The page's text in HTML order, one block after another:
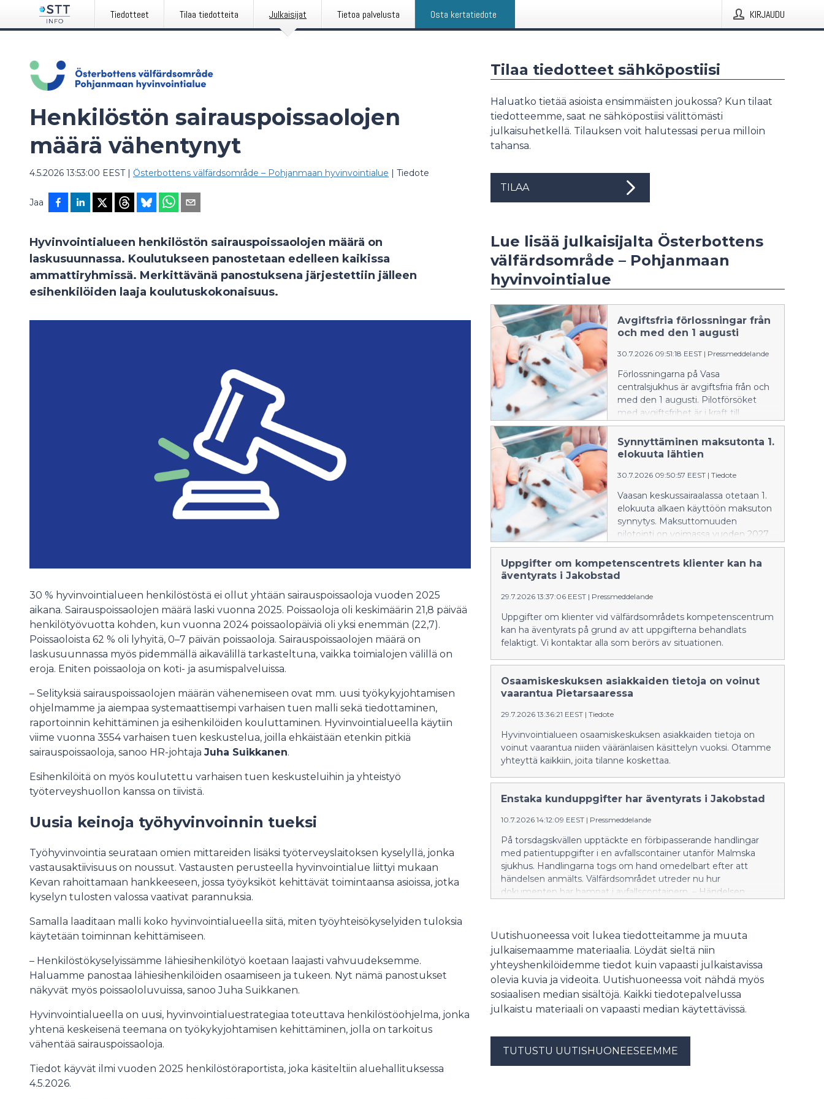
Tiedotteet Tilaa tiedotteita Julkaisijat Tietoa palvelusta Osta kertatiedote KIRJAUDU
Henkilöstön sairauspoissaolojen
määrä vähentynyt
4.5.2026 13:53:00 EEST| Österbottens välfärdsområde – Pohjanmaan hyvinvointialue | Tiedote
Jaa
Hyvinvointialueen henkilöstön sairauspoissaolojen määrä on
laskusuunnassa. Koulutukseen panostetaan edelleen kaikissa
ammattiryhmissä. Merkittävänä panostuksena järjestettiin jälleen
esihenkilöiden laaja koulutuskokonaisuus.
30 % hyvinvointialueen henkilöstöstä ei ollut yhtään sairauspoissaoloja vuoden 2025
aikana. Sairauspoissaolojen määrä laski vuonna 2025. Poissaoloja oli keskimäärin 21,8 päivää
henkilötyövuotta kohden, kun vuonna 2024 poissaolopäiviä oli yksi enemmän (22,7).
Poissaoloista 62 % oli lyhyitä, 0–7 päivän poissaoloja. Sairauspoissaolojen määrä on
laskusuunnassa myös pidemmällä aikavälillä tarkasteltuna, vaikka toimialojen välillä on
eroja. Eniten poissaoloja on koti- ja asumispalveluissa.
– Selityksiä sairauspoissaolojen määrän vähenemiseen ovat mm. uusi työkykyjohtamisen
ohjelmamme ja aiempaa systemaattisempi varhaisen tuen malli sekä tiedottaminen,
raportoinnin kehittäminen ja esihenkilöiden kouluttaminen. Hyvinvointialueella käytiin
viime vuonna 3554 varhaisen tuen keskustelua, joilla ehkäistään etenkin pitkiä
sairauspoissaoloja, sanoo HR-johtaja Juha Suikkanen.
Esihenkilöitä on myös koulutettu varhaisen tuen keskusteluihin ja yhteistyö
työterveyshuollon kanssa on tiivistä.
Uusia keinoja työhyvinvoinnin tueksi
Työhyvinvointia seurataan omien mittareiden lisäksi työterveyslaitoksen kyselyllä, jonka
vastausaktiivisuus on noussut. Vastausten perusteella hyvinvointialue liittyi mukaan
Kevan rahoittamaan hankkeeseen, jossa työyksiköt kehittävät toimintaansa asioissa, jotka
kyselyn tulosten valossa vaativat parannuksia.
Samalla laaditaan malli koko hyvinvointialueella siitä, miten työyhteisökyselyiden tuloksia
käytetään toiminnan kehittämiseen.
– Henkilöstökyselyissämme lähiesihenkilötyö koetaan laajasti vahvuudeksemme.
Haluamme panostaa lähiesihenkilöiden osaamiseen ja tukeen. Nyt nämä panostukset
näkyvät myös poissaololuvuissa, sanoo Juha Suikkanen.
Hyvinvointialueella on uusi, hyvinvointialuestrategiaa toteuttava henkilöstöohjelma, jonka
yhtenä keskeisenä teemana on työkykyjohtamisen kehittäminen, jolla on tarkoitus
vähentää sairauspoissaoloja.
Tiedot käyvät ilmi vuoden 2025 henkilöstöraportista, joka käsiteltiin aluehallituksessa
4.5.2026.
Tilaa tiedotteet sähköpostiisi
Haluatko tietää asioista ensimmäisten joukossa? Kun tilaat
tiedotteemme, saat ne sähköpostiisi välittömästi
julkaisuhetkellä. Tilauksen voit halutessasi perua milloin
tahansa.
TILAA
Lue lisää julkaisijalta Österbottens
välfärdsområde – Pohjanmaan
hyvinvointialue
Avgiftsfria förlossningar från
och med den 1 augusti
30.7.2026 09:51:18 EEST | Pressmeddelande
Förlossningarna på Vasa
centralsjukhus är avgiftsfria från och
med den 1 augusti. Pilotförsöket
med avgiftsfrihet är i kraft till
utgången av år 2027.
Välfärdsområdesfullmäktige fattade
beslut om försöket i maj. De
förlossningsförberedelsen berättat
att de är nöjda med avgiftsfriheten.
Synnyttäminen maksutonta 1.
elokuuta lähtien
30.7.2026 09:50:57 EEST | Tiedote
Vaasan keskussairaalassa otetaan 1.
elokuuta alkaen käyttöön maksuton
synnytys. Maksuttomuuden
pilotointi on voimassa vuoden 2027
loppuun saakka. Aluevaltuusto teki
päätöksen kokeilusta toukokuussa.
Tulevat vanhemmat ovat
olevansa tyytyväisiä
maksuttomuuteen.
Uppgifter om kompetenscentrets klienter kan ha
äventyrats i Jakobstad
29.7.2026 13:37:06 EEST | Pressmeddelande
Uppgifter om klienter vid välfärdsområdets kompetenscentrum
kan ha äventyrats på grund av att uppgifterna behandlats
felaktigt. Vi kontaktar alla som berörs av situationen.
Osaamiskeskuksen asiakkaiden tietoja on voinut
vaarantua Pietarsaaressa
29.7.2026 13:36:21 EEST | Tiedote
Hyvinvointialueen osaamiskeskuksen asiakkaiden tietoja on
voinut vaarantua niiden vääränlaisen käsittelyn vuoksi. Otamme
yhteyttä kaikkiin, joita tilanne koskettaa.
Enstaka kunduppgifter har äventyrats i Jakobstad
10.7.2026 14:12:09 EEST | Pressmeddelande
På torsdagskvällen upptäckte en förbipasserande handlingar
med patientuppgifter i en avfallscontainer utanför Malmska
sjukhus. Handlingarna togs om hand omedelbart efter att
händelsen anmälts. Välfärdsområdet utreder nu hur
dokumenten har hamnat i avfallscontainern. – Händelsen
kan ha äventyrats, säger förvaltningsdirektör Linda Jakobsson-
Pada. Välfärdsområdet har tydliga anvisningar för hantering och
förstöring av sekretessbelagda uppgifter. Utredningen av
händelsen fortsätter på måndag.
Uutishuoneessa voit lukea tiedotteitamme ja muuta
julkaisemaamme materiaalia. Löydät sieltä niin
yhteyshenkilöidemme tiedot kuin vapaasti julkaistavissa
olevia kuvia ja videoita. Uutishuoneessa voit nähdä myös
sosiaalisen median sisältöjä. Kaikki tiedotepalvelussa
julkaistu materiaali on vapaasti median käytettävissä.
TUTUSTU UUTISHUONEESEEMME